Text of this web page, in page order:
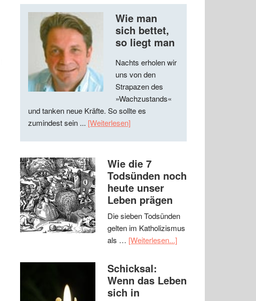
Wie man
sich bettet,
so liegt man
Nachts erholen wir
uns von den
Strapazen des
»Wachzustands«
und tanken neue Kräfte. So sollte es
zumindest sein ... [Weiterlesen]
Wie die 7
Todsünden noch
heute unser
Leben prägen
Die sieben Todsünden
gelten im Katholizismus
als … [Weiterlesen...]
Schicksal:
Wenn das Leben
sich in